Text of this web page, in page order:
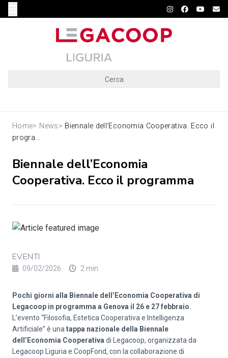
Cerca
Home> News> Biennale dell’Economia Cooperativa. Ecco il
progra...
Biennale dell’Economia
Cooperativa. Ecco il programma
EVENTI
09/02/2026 2 min
Pochi giorni alla Biennale dell’Economia Cooperativa di
Legacoop in programma a Genova il 26 e 27 febbraio.
L’evento “Filosofia, Estetica Cooperativa e Intelligenza
Artificiale” è una tappa nazionale della Biennale
dell’Economia Cooperativa di Legacoop, organizzata da
Legacoop Liguria e CoopFond, con la collaborazione di